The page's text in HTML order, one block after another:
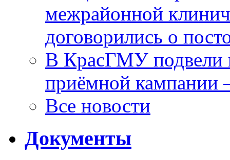
межрайонной
договорились о
В КрасГМУ подвели
приёмной кампании
Все новости
Документы